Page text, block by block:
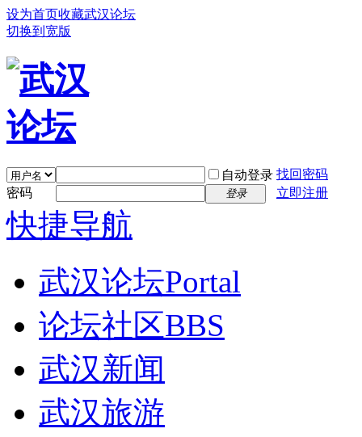
设为首页收藏武汉论坛
切换到宽版
自动登录 找回密码
密码
登录 立即注册
快捷导航
武汉论坛Portal
论坛社区BBS
武汉新闻
武汉旅游